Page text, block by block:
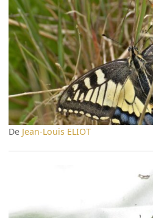
De Jean-Louis ELIOT